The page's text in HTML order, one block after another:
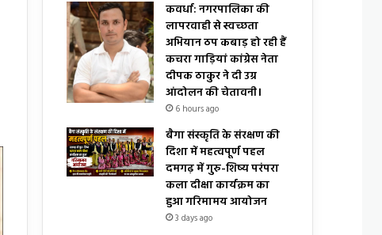
कवर्धा: नगरपालिका की
लापरवाही से स्वच्छता
अभियान ठप कबाड़ हो रही हैं
कचरा गाड़ियां कांग्रेस नेता
दीपक ठाकुर ने दी उग्र
आंदोलन की चेतावनी।
6 hours ago
बैगा संस्कृति के संरक्षण की
दिशा में महत्वपूर्ण पहल
दमगढ़ में गुरु-शिष्य परंपरा
कला दीक्षा कार्यक्रम का
हुआ गरिमामय आयोजन
3 days ago